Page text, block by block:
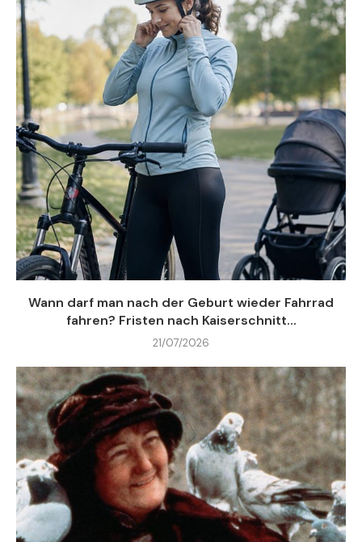
Wann darf man nach der Geburt wieder Fahrrad
fahren? Fristen nach Kaiserschnitt...
21/07/2026